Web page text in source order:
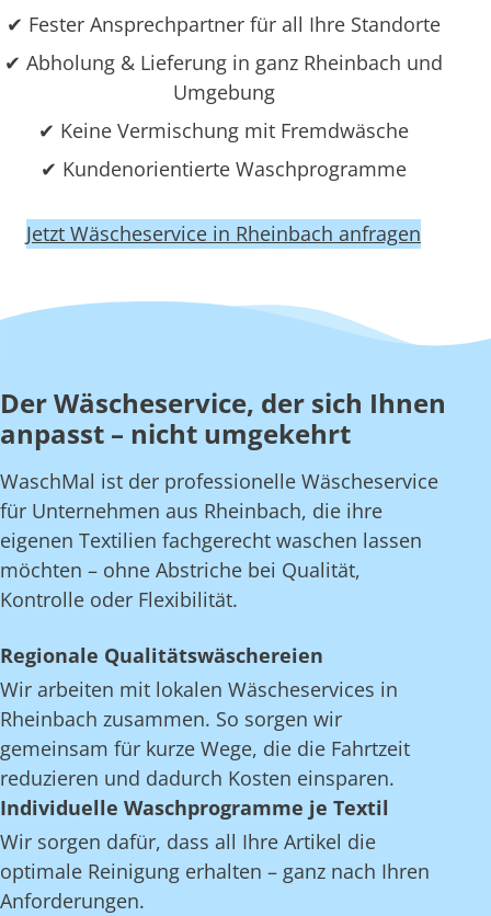
✔ Fester Ansprechpartner für all Ihre Standorte
✔ Abholung & Lieferung in ganz Rheinbach und
Umgebung
✔ Keine Vermischung mit Fremdwäsche
✔ Kundenorientierte Waschprogramme
Jetzt Wäscheservice in Rheinbach anfragen
Der Wäscheservice, der sich Ihnen
anpasst – nicht umgekehrt
WaschMal ist der professionelle Wäscheservice
für Unternehmen aus Rheinbach, die ihre
eigenen Textilien fachgerecht waschen lassen
möchten – ohne Abstriche bei Qualität,
Kontrolle oder Flexibilität.
Regionale Qualitätswäschereien
Wir arbeiten mit lokalen Wäscheservices in
Rheinbach zusammen. So sorgen wir
gemeinsam für kurze Wege, die die Fahrtzeit
reduzieren und dadurch Kosten einsparen.
Individuelle Waschprogramme je Textil
Wir sorgen dafür, dass all Ihre Artikel die
optimale Reinigung erhalten – ganz nach Ihren
Anforderungen.